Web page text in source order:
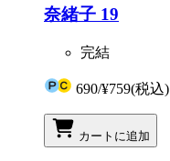
奈緒子 19
完結
690/¥759(税込)
カートに追加